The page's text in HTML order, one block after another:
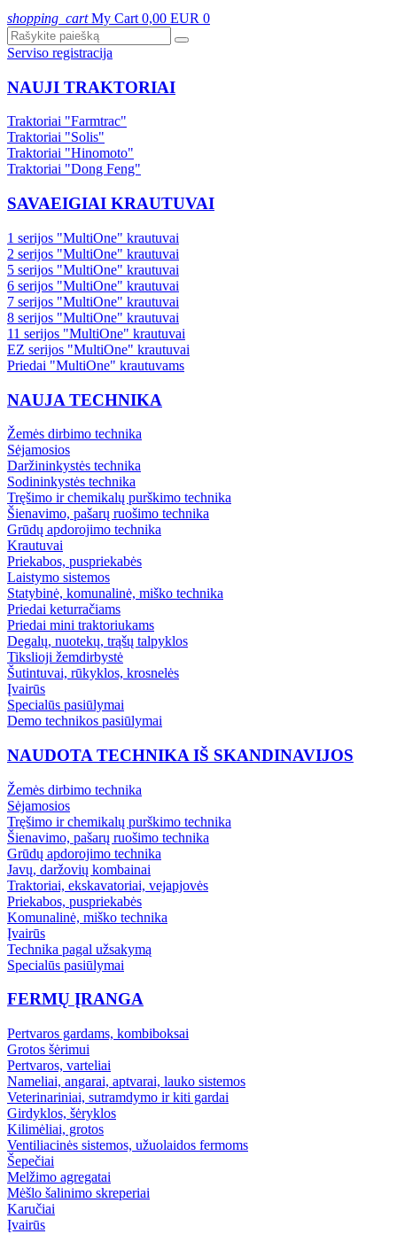
shopping_cart My Cart 0,00 EUR 0
Serviso registracija
NAUJI TRAKTORIAI
Traktoriai "Farmtrac"
Traktoriai "Solis"
Traktoriai "Hinomoto"
Traktoriai "Dong Feng"
SAVAEIGIAI KRAUTUVAI
1 serijos "MultiOne" krautuvai
2 serijos "MultiOne" krautuvai
5 serijos "MultiOne" krautuvai
6 serijos "MultiOne" krautuvai
7 serijos "MultiOne" krautuvai
8 serijos "MultiOne" krautuvai
11 serijos "MultiOne" krautuvai
EZ serijos "MultiOne" krautuvai
Priedai "MultiOne" krautuvams
NAUJA TECHNIKA
Žemės dirbimo technika
Sėjamosios
Daržininkystės technika
Sodininkystės technika
Tręšimo ir chemikalų purškimo technika
Šienavimo, pašarų ruošimo technika
Grūdų apdorojimo technika
Krautuvai
Priekabos, puspriekabės
Laistymo sistemos
Statybinė, komunalinė, miško technika
Priedai keturračiams
Priedai mini traktoriukams
Degalų, nuotekų, trąšų talpyklos
Tikslioji žemdirbystė
Šutintuvai, rūkyklos, krosnelės
Įvairūs
Specialūs pasiūlymai
Demo technikos pasiūlymai
NAUDOTA TECHNIKA IŠ SKANDINAVIJOS
Žemės dirbimo technika
Sėjamosios
Tręšimo ir chemikalų purškimo technika
Šienavimo, pašarų ruošimo technika
Grūdų apdorojimo technika
Javų, daržovių kombainai
Traktoriai, ekskavatoriai, vejapjovės
Priekabos, puspriekabės
Komunalinė, miško technika
Įvairūs
Technika pagal užsakymą
Specialūs pasiūlymai
FERMŲ ĮRANGA
Pertvaros gardams, kombiboksai
Grotos šėrimui
Pertvaros, varteliai
Nameliai, angarai, aptvarai, lauko sistemos
Veterinariniai, sutramdymo ir kiti gardai
Girdyklos, šėryklos
Kilimėliai, grotos
Ventiliacinės sistemos, užuolaidos fermoms
Šepečiai
Melžimo agregatai
Mėšlo šalinimo skreperiai
Karučiai
Įvairūs